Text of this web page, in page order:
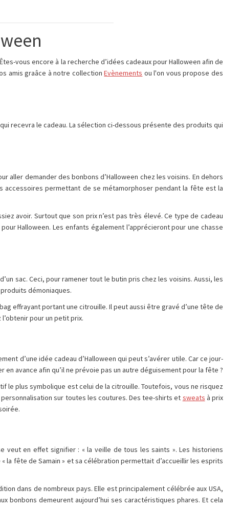
vous encore à la recherche d’idées cadeaux pour Halloween afin de
amis graâce à notre collectionEvènements ou l'on vous propose des
recevra le cadeau. La sélection ci-dessous présente des produits qui
aller demander des bonbons d’Halloween chez les voisins. En dehors
accessoires permettant de se métamorphoser pendant la fête est la
avoir. Surtout que son prix n’est pas très élevé. Ce type de cadeau
Halloween. Les enfants également l’apprécieront pour une chasse
sac. Ceci, pour ramener tout le butin pris chez les voisins. Aussi, les
démoniaques.
effrayant portant une citrouille. Il peut aussi être gravé d’une tête de
pour un petit prix.
d’une idée cadeau d’Halloween qui peut s’avérer utile. Car ce jour-
avance afin qu’il ne prévoie pas un autre déguisement pour la fête ?
le plus symbolique est celui de la citrouille. Toutefois, vous ne risquez
sur toutes les coutures. Des tee-shirts et sweats à prix
veut en effet signifier : « la veille de tous les saints ». Les historiens
fête de Samain » et sa célébration permettait d’accueillir les esprits
dans de nombreux pays. Elle est principalement célébrée aux USA,
bonbons demeurent aujourd’hui ses caractéristiques phares. Et cela